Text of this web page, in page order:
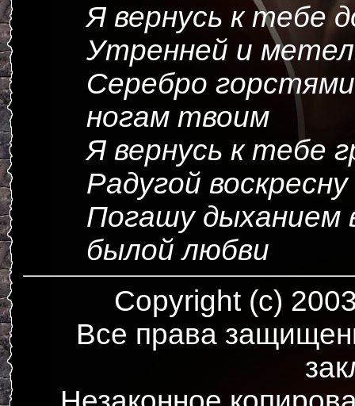
Я вернусь к тебе
Утренней и
Серебро
ногам твоим
Я вернусь к тебе
Радугой
Погашу дыханием
былой любви
Copyright (c)
Все права